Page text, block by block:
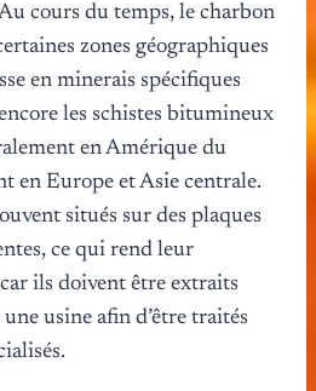
cours du temps, le charbon
zones géographiques
en minerais spécifiques
les schistes bitumineux
en Amérique du
en Europe et Asie centrale.
situés sur des plaques
ce qui rend leur
ils doivent être extraits
usine afin d’être traités